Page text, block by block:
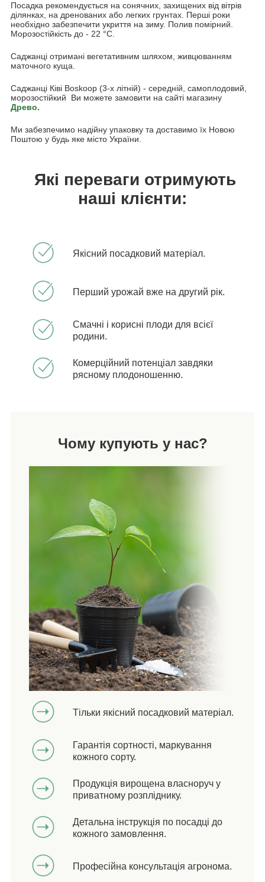
Посадка рекомендується на сонячних, захищених від вітрів
ділянках, на дренованих або легких грунтах. Перші роки
необхідно забезпечити укриття на зиму. Полив помірний.
Морозостійкість до - 22 °C.
Саджанці отримані вегетативним шляхом, живцюванням
маточного куща.
Саджанці Ківі Boskoop (3-х літній) - середній, самоплодовий,
морозостійкий Ви можете замовити на сайті магазину
Древо.
Ми забезпечимо надійну упаковку та доставимо їх Новою
Поштою у будь яке місто України.
Які переваги отримують
наші клієнти:
Якісний посадковий матеріал.
Перший урожай вже на другий рік.
Смачні і корисні плоди для всієї
родини.
Комерційний потенціал завдяки
рясному плодоношенню.
Чому купують у нас?
Тільки якісний посадковий матеріал.
Гарантія сортності, маркування
кожного сорту.
Продукція вирощена власноруч у
приватному розпліднику.
Детальна інструкція по посадці до
кожного замовлення.
Професійна консультація агронома.